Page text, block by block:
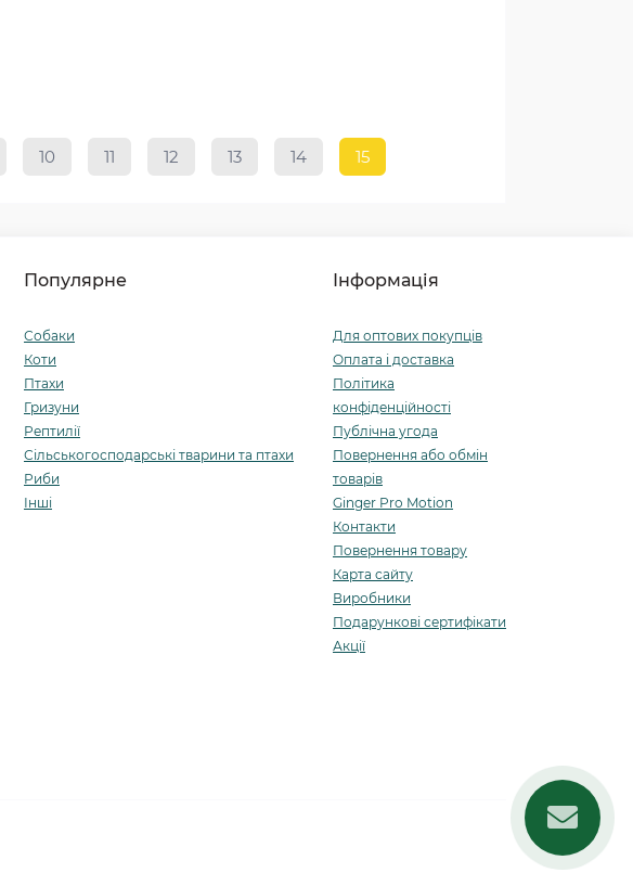
10 11 12 13 14 15
Популярне
Собаки
Коти
Птахи
Гризуни
Рептилії
Сільськогосподарські тварини та птахи
Риби
Інші
Інформація
Для оптових покупців
Оплата і доставка
Політика
конфіденційності
Публічна угода
Повернення або обмін
товарів
Ginger Pro Motion
Контакти
Повернення товару
Карта сайту
Виробники
Подарункові сертифікати
Акції